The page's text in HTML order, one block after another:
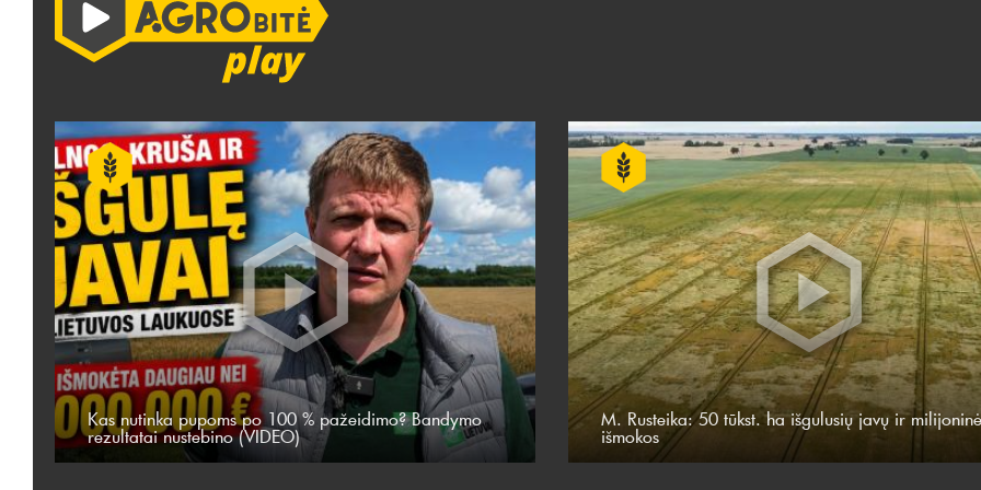
Kas nutinka pupoms po 100 % pažeidimo? Bandymo
rezultatai nustebino (VIDEO)
M. Rusteika: 50 tūkst. ha išgulusių javų ir
išmokos